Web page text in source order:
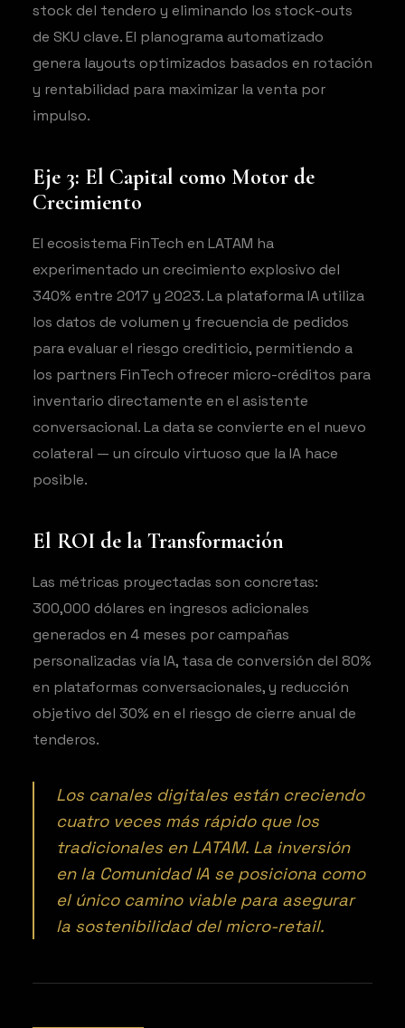
stock del tendero y eliminando los stock-outs
de SKU clave. El planograma automatizado
genera layouts optimizados basados en rotación
y rentabilidad para maximizar la venta por
impulso.
Eje 3: El Capital como Motor de
Crecimiento
El ecosistema FinTech en LATAM ha
experimentado un crecimiento explosivo del
340% entre 2017 y 2023. La plataforma IA utiliza
los datos de volumen y frecuencia de pedidos
para evaluar el riesgo crediticio, permitiendo a
los partners FinTech ofrecer micro-créditos para
inventario directamente en el asistente
conversacional. La data se convierte en el nuevo
colateral — un círculo virtuoso que la IA hace
posible.
El ROI de la Transformación
Las métricas proyectadas son concretas:
300,000 dólares en ingresos adicionales
generados en 4 meses por campañas
personalizadas vía IA, tasa de conversión del 80%
en plataformas conversacionales, y reducción
objetivo del 30% en el riesgo de cierre anual de
tenderos.
Los canales digitales están creciendo
cuatro veces más rápido que los
tradicionales en LATAM. La inversión
en la Comunidad IA se posiciona como
el único camino viable para asegurar
la sostenibilidad del micro-retail.